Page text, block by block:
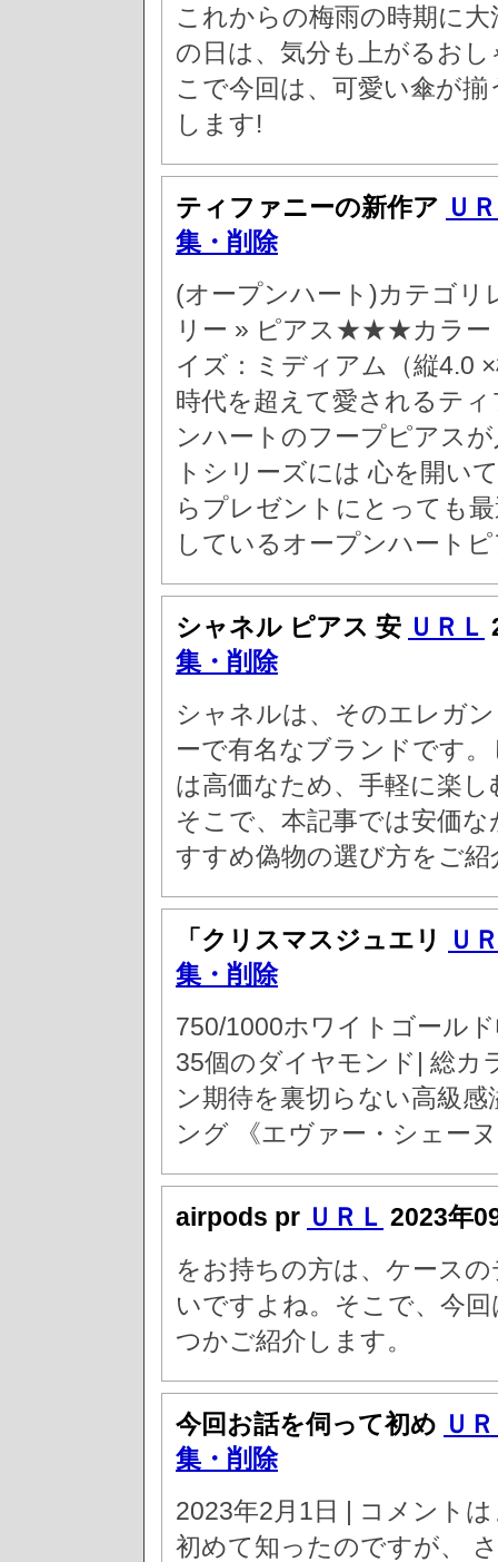
これからの梅雨の時期に
の日は、気分も上がるお
こで今回は、可愛い傘が
します!
ティファニーの新作ア Ｕ
集・削除
(オープンハート)カテゴリ
リー » ピアス★★★カラ
イズ：ミディアム（縦4.0
時代を超えて愛されるテ
ンハートのフープピアス
トシリーズには 心を開い
らプレゼントにとっても
しているオープンハート
シャネル ピアス 安 ＵＲＬ
集・削除
シャネルは、そのエレガ
ーで有名なブランドです
は高価なため、手軽に楽
そこで、本記事では安価
すすめ偽物の選び方をご
「クリスマスジュエリ
Ｕ
集・削除
750/1000ホワイトゴール
35個のダイヤモンド| 総カ
ン期待を裏切らない高級
ング 《エヴァー・シェー
airpods pr ＵＲＬ 2023年
をお持ちの方は、ケース
いですよね。そこで、今
つかご紹介します。
今回お話を伺って初め Ｕ
集・削除
2023年2月1日 | コメント
初めて知ったのですが、